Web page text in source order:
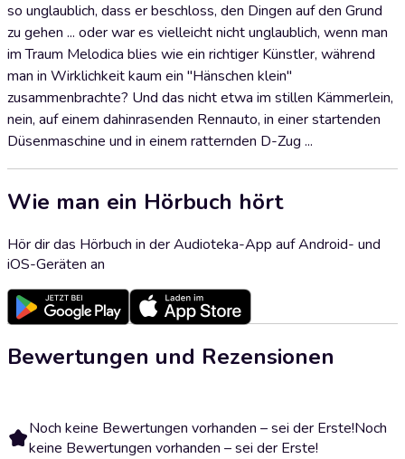
so unglaublich, dass er beschloss, den Dingen auf den Grund
zu gehen ... oder war es vielleicht nicht unglaublich, wenn man
im Traum Melodica blies wie ein richtiger Künstler, während
man in Wirklichkeit kaum ein "Hänschen klein"
zusammenbrachte? Und das nicht etwa im stillen Kämmerlein,
nein, auf einem dahinrasenden Rennauto, in einer startenden
Düsenmaschine und in einem ratternden D-Zug ...
Wie man ein Hörbuch hört
Hör dir das Hörbuch in der Audioteka-App auf Android- und
iOS-Geräten an
Bewertungen und Rezensionen
Noch keine Bewertungen vorhanden – sei der Erste!Noch
keine Bewertungen vorhanden – sei der Erste!